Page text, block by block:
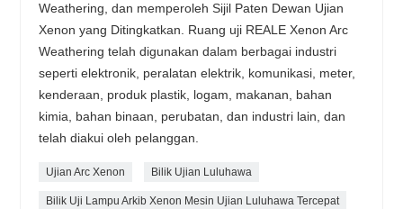
Weathering, dan memperoleh Sijil Paten Dewan Ujian
Xenon yang Ditingkatkan. Ruang uji REALE Xenon Arc
Weathering telah digunakan dalam berbagai industri
seperti elektronik, peralatan elektrik, komunikasi, meter,
kenderaan, produk plastik, logam, makanan, bahan
kimia, bahan binaan, perubatan, dan industri lain, dan
telah diakui oleh pelanggan.
Ujian Arc Xenon Bilik Ujian Luluhawa
Bilik Uji Lampu Arkib Xenon Mesin Ujian Luluhawa Tercepat